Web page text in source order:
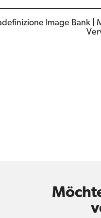
Image Bank |